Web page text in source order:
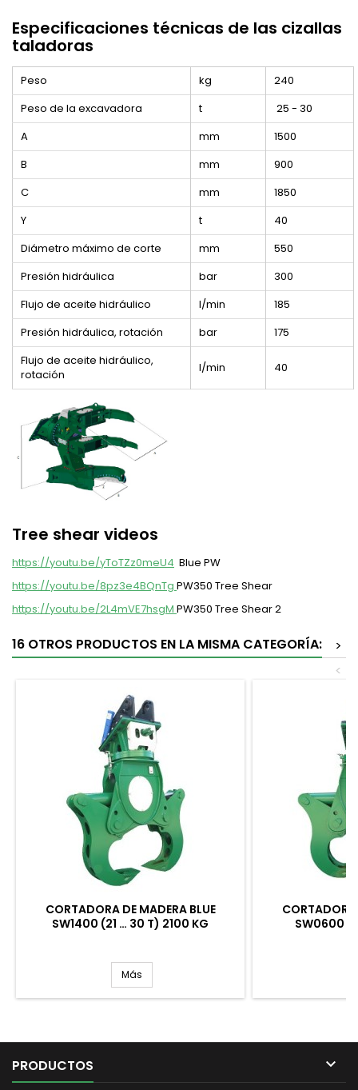
Especificaciones técnicas de las cizallas
taladoras
Peso kg
240
Peso de la excavadora
t
25 - 30
A
mm
1500
B
mm
900
C
mm
1850
Y
t
40
Diámetro máximo de corte
mm
550
Presión hidráulica
bar
300
Flujo de aceite hidráulico
l/min
185
Presión hidráulica, rotación
bar
175
Flujo de aceite hidráulico,
rotación
l/min 40
Tree shear videos
https://youtu.be/yToTZz0meU4 Blue PW
https://youtu.be/8pz3e4BQnTg PW350 Tree Shear
https://youtu.be/2L4mVE7hsgM PW350 Tree Shear 2
16 OTROS PRODUCTOS EN LA MISMA CATEGORÍA:
>
<
CORTADORA DE MADERA BLUE
SW1400 (21 … 30 T) 2100 KG
Más
CORTADORA
SW0600
PRODUCTOS 